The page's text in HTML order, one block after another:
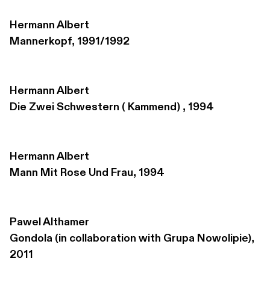
Hermann Albert
Mannerkopf, 1991/1992
Hermann Albert
Die Zwei Schwestern ( Kammend) , 1994
Hermann Albert
Mann Mit Rose Und Frau, 1994
Pawel Althamer
Gondola (in collaboration with Grupa Nowolipie),
2011